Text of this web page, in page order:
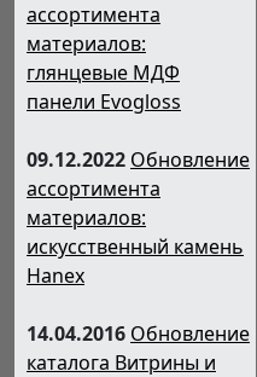
ассортимента
материалов:
глянцевые МДФ
панели Evogloss
09.12.2022 Обновление
ассортимента
материалов:
искусственный камень
Hanex
14.04.2016 Обновление
каталога Витрины и